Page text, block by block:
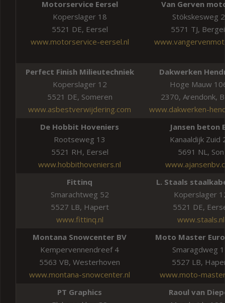
Motorservice Eersel
Koperslager 18
5521 DE, Eersel
www.motorservice-eersel.nl
Van Gerven
Stökskesweg
5571 TJ,
Perfect Finish Milieutechniek
Koperslager 12
5521 DE, Someren
www.asbestverwijdering.com
Dakwerken
Hoge Mauw
2370, Arendonk,
www.dakwerken-
De Hobbit Hoveniers
Rootseweg 13
5521 RH, Eersel
www.hobbithoveniers.nl
Jansen beton
Kanaaldijk Zuid
5691 NL, Son
Fittinq
Smarachtweg 52
5527 LB, Hapert
www.fittinq.nl
L. Staals
Koperslager
5521 DE,
www.staals.nl
Montana Snowcenter BV
Kempervennendreef 4
5563 VB, Westerhoven
www.montana-snowcenter.nl
Moto Master
Smaragdweg
5527 LB,
www.moto-
PT Graphics
Raoul van